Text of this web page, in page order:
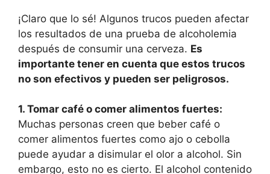
¡Claro que lo sé! Algunos trucos pueden afectar
los resultados de una prueba de alcoholemia
después de consumir una cerveza. Es
importante tener en cuenta que estos trucos
no son efectivos y pueden ser peligrosos.
1. Tomar café o comer alimentos fuertes:
Muchas personas creen que beber café o
comer alimentos fuertes como ajo o cebolla
puede ayudar a disimular el olor a alcohol. Sin
embargo, esto no es cierto. El alcohol contenido